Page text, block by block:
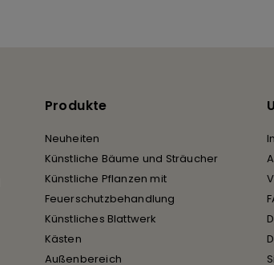
Produkte
Neuheiten
Künstliche Bäume und Sträucher
Künstliche Pflanzen mit
Feuerschutzbehandlung
Künstliches Blattwerk
Kästen
Außenbereich